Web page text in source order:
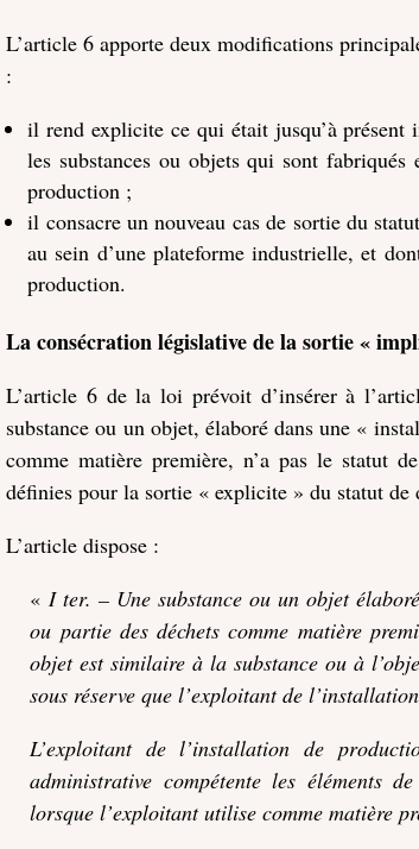
L’article 6 apporte deux modifications
:
il rend explicite ce qui était jusqu’à
les substances ou objets qui sont
production ;
il consacre un nouveau cas de sortie du
au sein d’une plateforme industrielle, et
production.
La consécration législative de la sortie «
L’article 6 de la loi prévoit d’insérer à
substance ou un objet, élaboré dans une «
comme matière première, n’a pas le statut
définies pour la sortie « explicite » du statut de
L’article dispose :
« I ter. – Une substance ou un objet
ou partie des déchets comme matière
objet est similaire à la substance ou à
sous réserve que l’exploitant de
L’exploitant de l’installation de
administrative compétente les éléments
lorsque l’exploitant utilise comme matière